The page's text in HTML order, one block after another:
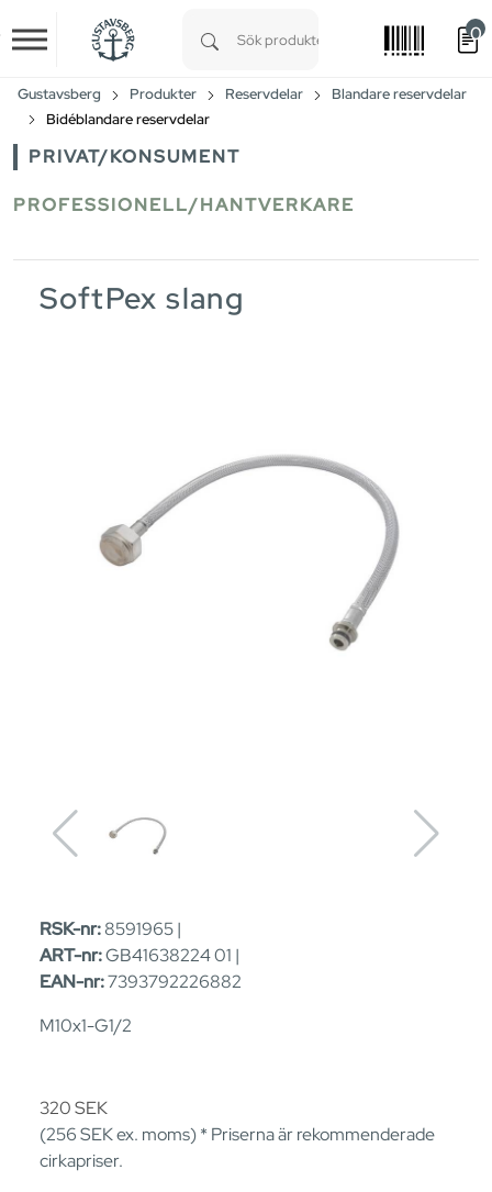
Skip to main content
0
Gustavsberg Produkter Reservdelar
Blandare reservdelar
Bidéblandare reservdelar
PRIVAT/KONSUMENT
PROFESSIONELL/HANTVERKARE
SoftPex slang
RSK-nr:8591965 |
ART-nr:GB41638224 01 |
EAN-nr:7393792226882
M10x1-G1/2
320SEK
(256SEKex. moms) * Priserna är rekommenderade
cirkapriser.